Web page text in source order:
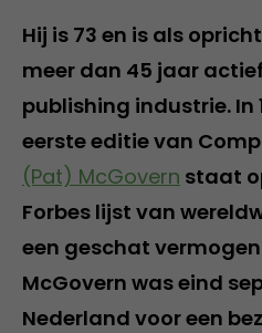
Hij is 73 en is als
meer dan 45 jaar
publishing industrie. In
eerste editie van
(Pat) McGovern staat
Forbes lijst van
een geschat
McGovern was eind
Nederland voor een